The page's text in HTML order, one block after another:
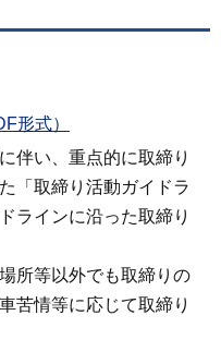
形式）
伴い、重点的に取締り
「取締り活動ガイドラ
ラインに沿った取締り
所等以外でも取締りの
苦情等に応じて取締り